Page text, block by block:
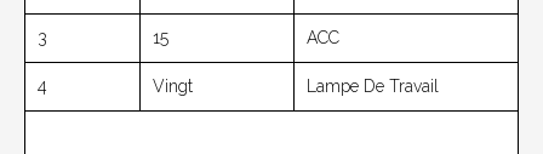
3 15 ACC
4 Vingt Lampe De Travail